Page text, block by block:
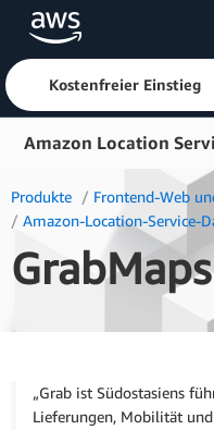
Überspringen zum
Kostenfreier Einstieg
Amazon Location
Übersicht
Produkte
Branchen
Ressourcen
Produkte Frontend-Web
Amazon-Location-Service-
GrabMaps
„Grab ist Südostasiens
Lieferungen, Mobilität